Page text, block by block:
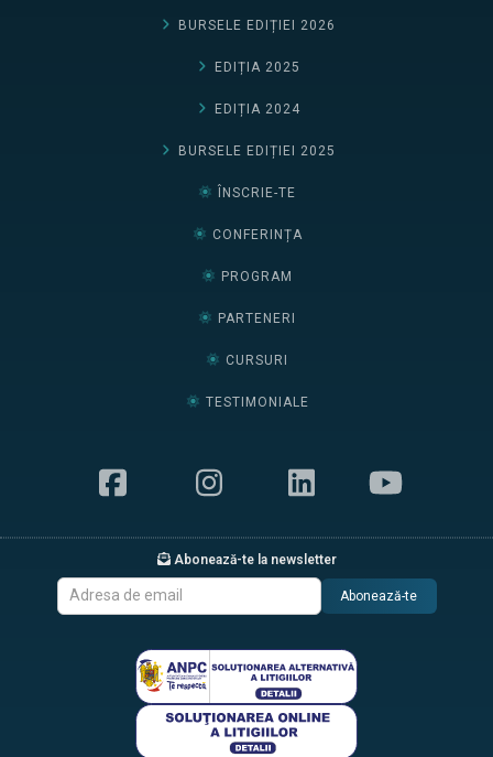
BURSELE EDIȚIEI 2026
EDIȚIA 2025
EDIȚIA 2024
BURSELE EDIȚIEI 2025
ÎNSCRIE-TE
CONFERINȚA
PROGRAM
PARTENERI
CURSURI
TESTIMONIALE
Abonează-te la newsletter
Abonează-te